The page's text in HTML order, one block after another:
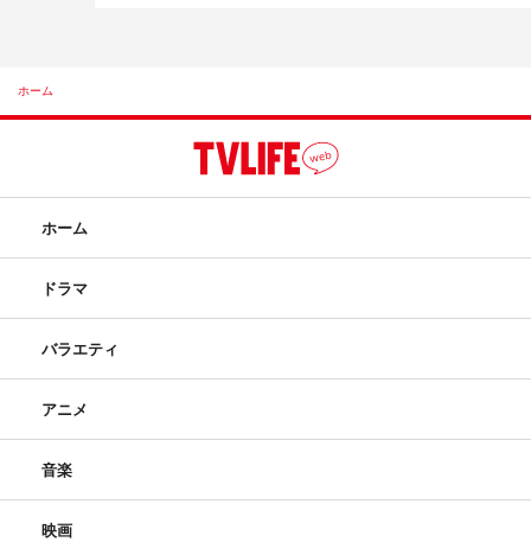
ホーム
ホーム
ドラマ
バラエティ
アニメ
音楽
映画